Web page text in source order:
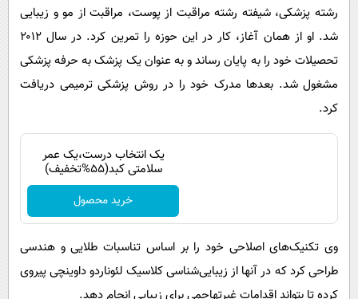
رشته پزشکی، شیفته رشته مراقبت از پوست، مراقبت از مو و زیبایی
شد. او از همان آغاز، کار در این حوزه را تمرین کرد. در سال ۲۰۱۲
تحصیلات خود را به پایان رساند و به عنوان یک پزشک به حرفه پزشکی
مشغول شد. بعدها مدرک خود را در روش پزشکی ترمیمی دریافت
کرد.
یک انتخاب درست،یک عمر
سلامتی کبد(55%تخفیف)
خرید محصول
وی تکنیک‌های اصلاحی خود را بر اساس تناسبات طلایی و هندسی
طراحی کرد که در آنها از زیبایی‌شناسی کلاسیک لئوناردو داوینچی پیروی
کرده تا بتواند اقدامات غیرتهاجمی برای زیبایی انجام دهد.